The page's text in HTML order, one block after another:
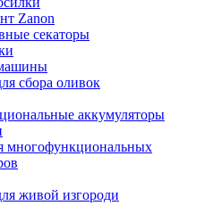
Zanon
секаторы
сбора оливок
аккумуляторы
многофункциональных
живой изгороди